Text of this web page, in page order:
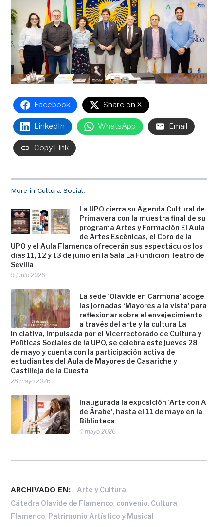
More in Cultura Social:
La UPO cierra su Agenda Cultural de
Primavera con la muestra final de su
programa Artes y Formación El Aula
de Artes Escénicas, el Coro de la
UPO y el Aula Flamenca ofrecerán sus espectáculos los
días 11, 12 y 13 de junio en la Sala La Fundición Teatro de
Sevilla
9 junio 2026
La sede ‘Olavide en Carmona’ acoge
las jornadas ‘Mayores a la vista’ para
reflexionar sobre el envejecimiento
a través del arte y la cultura La
iniciativa, impulsada por el Vicerrectorado de Cultura y
Políticas Sociales de la UPO, se celebra este jueves 28
de mayo y cuenta con la participación activa de
estudiantes del Aula de Mayores de Casariche y
Castilleja de la Cuesta
28 mayo 2026
Inaugurada la exposición ‘Arte con A
de Árabe’, hasta el 11 de mayo en la
Biblioteca
4 mayo 2026
Facebook Share on X
LinkedIn WhatsApp Email
Copy Link
ARCHIVADO EN: Arte y Cultura,
Cátedra Olavide de Flamenco, convenio, Cultura,
Flamenco, Patrimonio Artístico y Musical